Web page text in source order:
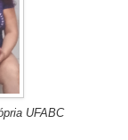
UFABC